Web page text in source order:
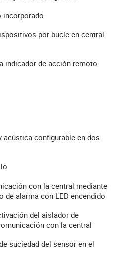
incorporado
por bucle en central
indicador de acción remoto
acústica configurable en dos
con la central mediante
de alarma con LED encendido
del aislador de
con la central
suciedad del sensor en el